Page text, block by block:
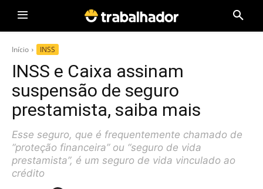
Início INSS
INSS e Caixa assinam
suspensão de seguro
prestamista, saiba mais
Esse seguro, que é frequentemente chamado de
“proteção financeira” ou “seguro de vida
prestamista”, é um seguro de vida vinculado ao
crédito